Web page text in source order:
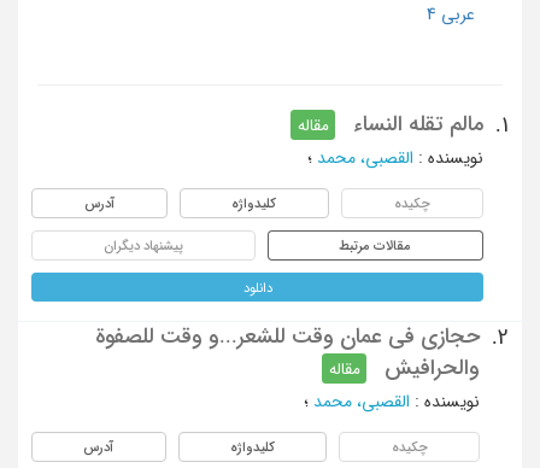
عربی 4
1. مالم تقله النساء
مقاله
نویسنده : القصبي، محمد ؛
چکیده کلیدواژه آدرس
مقالات مرتبط پیشنهاد دیگران
دانلود
2.
حجازي في عمان وقت للشعر...و وقت للصفوة
والحرافيش
مقاله
نویسنده : القصبي، محمد ؛
چکیده کلیدواژه آدرس